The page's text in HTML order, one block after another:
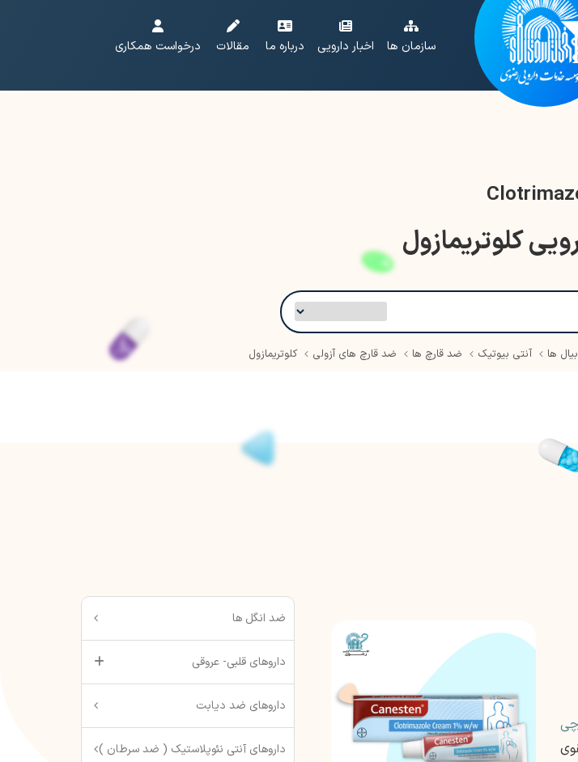
سازمان ها اخبار دارویی درباره ما مقالات درخواست همکاری
کلوتریمازول
ها آنتی بیوتیک ضد قارچ ها ضد قارچ های آزولی کلوتریمازول
ضد انگل ها
داروهای قلبی- عروقی
داروهای ضد دیابت
داروهای آنتی نئوپلاستیک ( ضد سرطان )